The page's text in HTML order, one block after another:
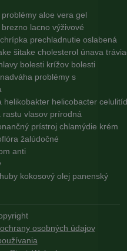
aloe vera gel
brezno lacno výživové
chrípka prechladnutie oslabená
šitake cholesterol únava
bolesti krížov bolesti
nadváha problémy s
helikobakter helicobacter
rastu vlasov prírodná
prístroj chlamýdie krém
žalúdočné
anti
kokosový olej panenský
osobných údajov